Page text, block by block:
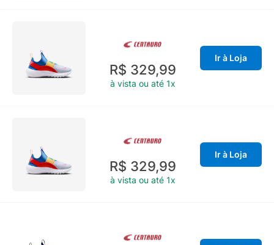
R$ 329,99
à vista ou até 1x
Ir à Loja
R$ 329,99
à vista ou até 1x
Ir à Loja